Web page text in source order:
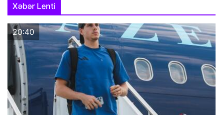
Xəbər Lenti
20:40